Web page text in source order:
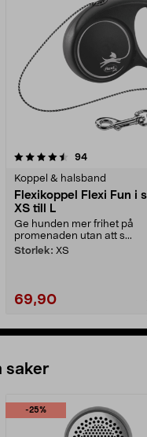
94recensioner
Koppel & halsband
Flexikoppel Flexi Fun i
XS till L
Ge hunden mer frihet på
promenaden utan att s...
Storlek: XS
69,90
3.5 av 5 stjärnor
saker
-25%